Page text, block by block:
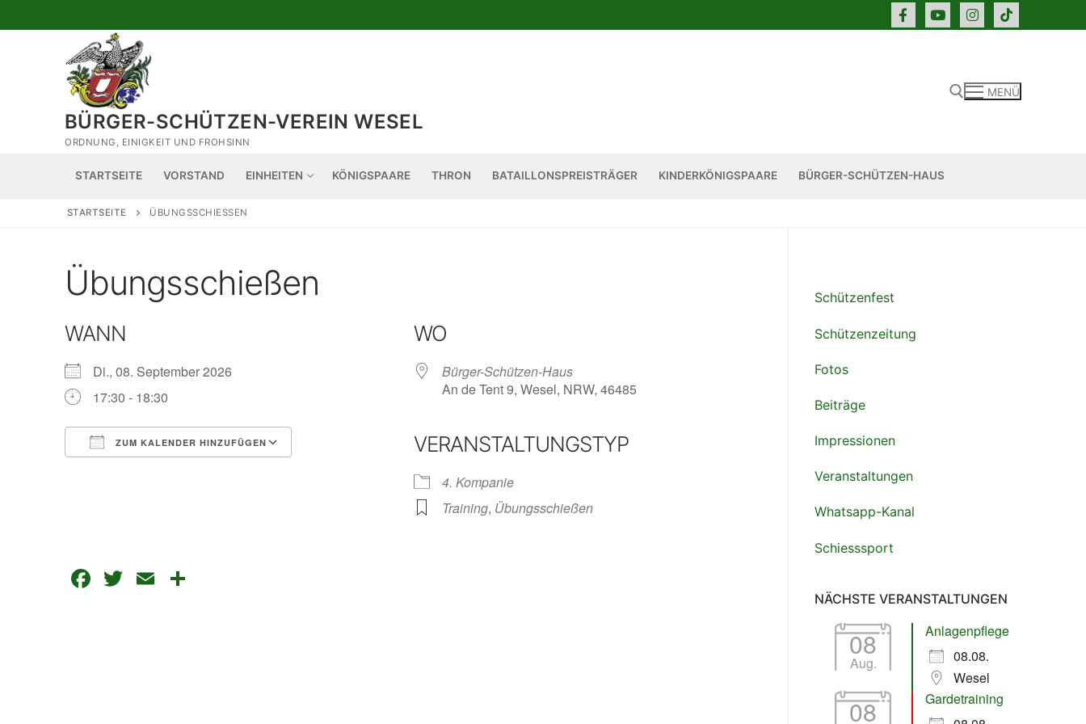
Inhalt
BÜRGER-SCHÜTZEN-VEREIN WESEL
ORDNUNG, EINIGKEIT UND FROHSINN
MENÜ
STARTSEITE VORSTAND EINHEITEN KÖNIGSPAARE THRON BATAILLONSPREISTRÄGER KINDERKÖNIGSPAARE BÜRGER-SCHÜTZEN-HAUS
STARTSEITE ÜBUNGSSCHIESSEN
Übungsschießen
WANN
Di., 08. September 2026
17:30 - 18:30
ZUM KALENDER HINZUFÜGEN
iCalendar
WO
Bürger-Schützen-Haus
An de Tent 9, Wesel, NRW, 46485
VERANSTALTUNGSTYP
4. Kompanie
Training, Übungsschießen
Facebook
Twitter
Email
Schützenfest
Schützenzeitung
Fotos
Beiträge
Impressionen
Veranstaltungen
Whatsapp-Kanal
Schiesssport
NÄCHSTE VERANSTALTUNGEN
08
Aug.
Anlagenpflege
08.08.
Wesel
08
Gardetraining